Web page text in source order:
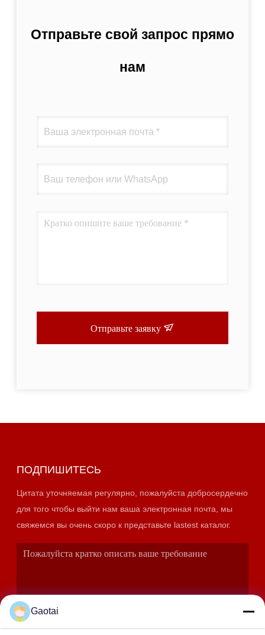
Отправьте свой запрос прямо
нам
Отправьте заявку
ПОДПИШИТЕСЬ
Цитата уточняемая регулярно, пожалуйста добросердечно
для того чтобы выйти нам ваша электронная почта, мы
свяжемся вы очень скоро к представьте lastest каталог.
Gaotai